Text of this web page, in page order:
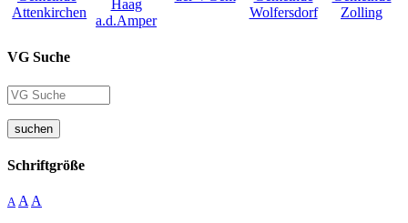
VG Suche
suchen
Schriftgröße
A A A